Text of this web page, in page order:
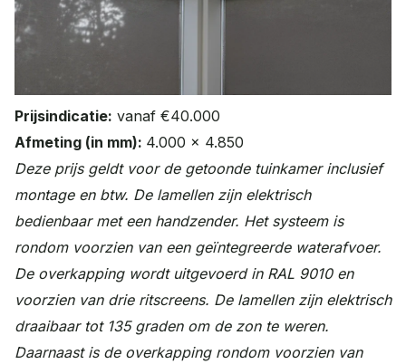
Prijsindicatie: vanaf €40.000
Afmeting (in mm): 4.000 x 4.850
Deze prijs geldt voor de getoonde tuinkamer inclusief
montage en btw. De lamellen zijn elektrisch
bedienbaar met een handzender. Het systeem is
rondom voorzien van een geïntegreerde waterafvoer.
De overkapping wordt uitgevoerd in RAL 9010 en
voorzien van drie ritscreens. De lamellen zijn elektrisch
draaibaar tot 135 graden om de zon te weren.
Daarnaast is de overkapping rondom voorzien van